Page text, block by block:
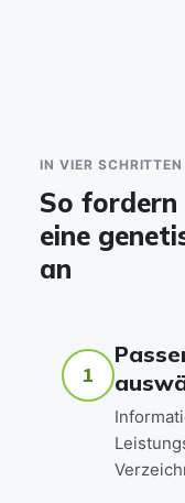
IN VIER SCHRITTEN
So
eine
an
1